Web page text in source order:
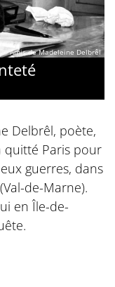
© Amis de Madeleine Delbrêl
Delbrêl, poète,
quitté Paris pour
guerres, dans
de-Marne).
en Île-de-